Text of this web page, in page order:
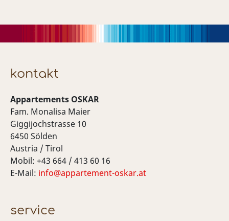
kontakt
Appartements OSKAR
Fam. Monalisa Maier
Giggijochstrasse 10
6450 Sölden
Austria / Tirol
Mobil: +43 664 / 413 60 16
E-Mail: info@appartement-oskar.at
service